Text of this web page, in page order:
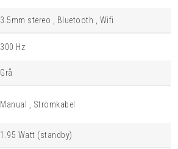
3.5mm stereo , Bluetooth , Wifi
300 Hz
Grå
Manual , Strömkabel
1.95 Watt (standby)